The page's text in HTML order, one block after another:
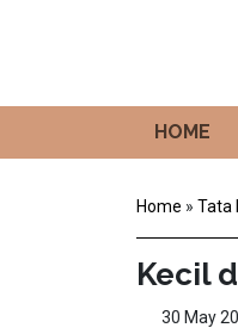
HOME
Home » Tata
Kecil
30 May